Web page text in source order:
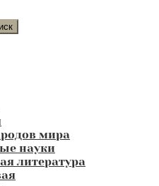
мира
науки
литература